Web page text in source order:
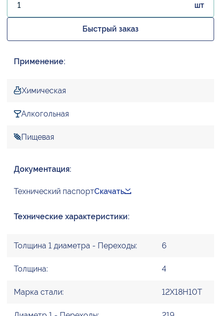
шт
Быстрый заказ
Применение:
Химическая
Алкогольная
Пищевая
Документация:
Технический паспортСкачать
Технические характеристики:
Толщина 1 диаметра - Переходы: 6
Толщина: 4
Марка стали: 12Х18Н10Т